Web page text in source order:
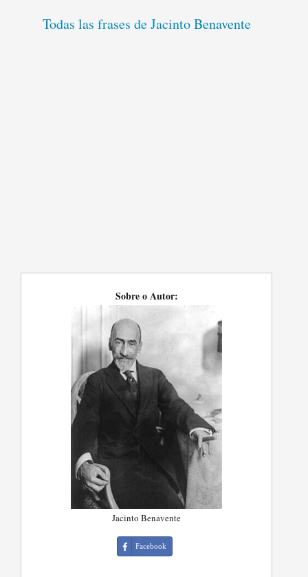
Todas las frases de Jacinto Benavente
Sobre o Autor:
Jacinto Benavente
Facebook